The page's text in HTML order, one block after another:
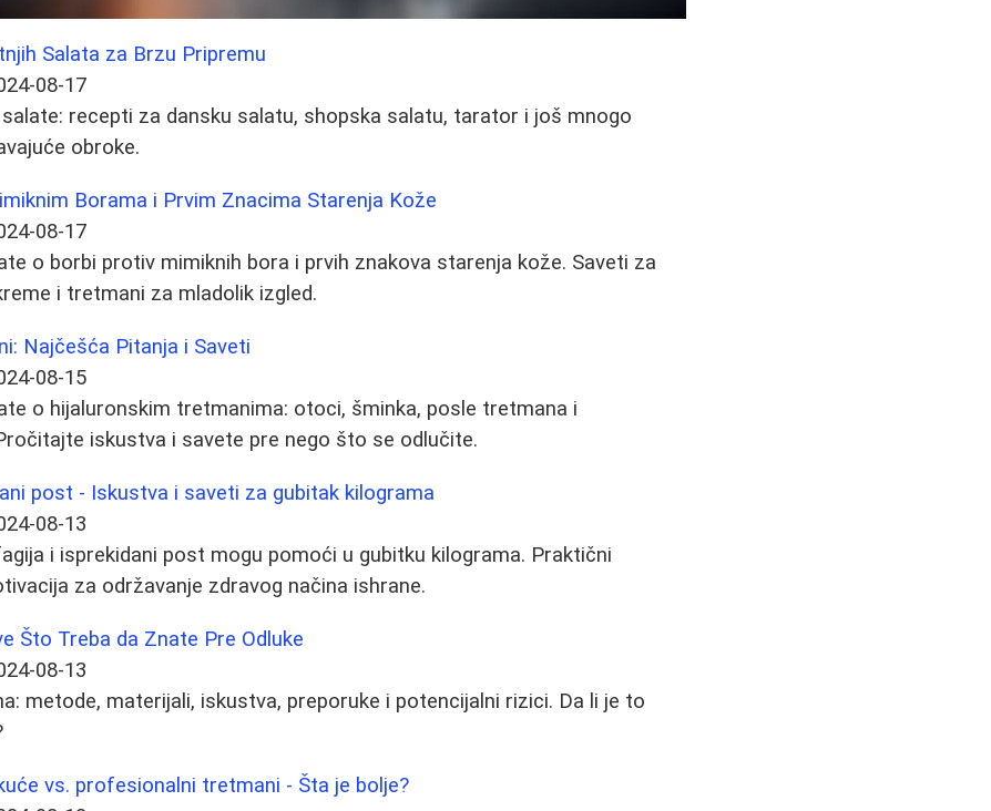
Salata za Brzu Pripremu
08-17
recepti za dansku salatu, shopska salatu, tarator i još mnogo
obroke.
Borama i Prvim Znacima Starenja Kože
08-17
o borbi protiv mimiknih bora i prvih znakova starenja kože. Saveti za
i tretmani za mladolik izgled.
Najčešća Pitanja i Saveti
08-15
o hijaluronskim tretmanima: otoci, šminka, posle tretmana i
iskustva i savete pre nego što se odlučite.
post - Iskustva i saveti za gubitak kilograma
08-13
i isprekidani post mogu pomoći u gubitku kilograma. Praktični
za održavanje zdravog načina ishrane.
Što Treba da Znate Pre Odluke
08-13
metode, materijali, iskustva, preporuke i potencijalni rizici. Da li je to
vs. profesionalni tretmani - Šta je bolje?